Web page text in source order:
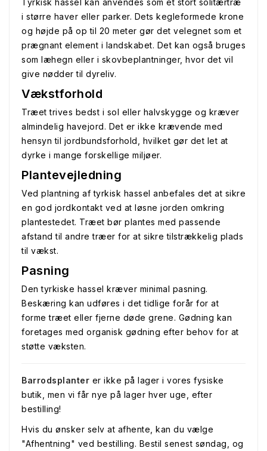
Tyrkisk hassel kan anvendes som et stort solitærtræ
i større haver eller parker. Dets kegleformede krone
og højde på op til 20 meter gør det velegnet som et
prægnant element i landskabet. Det kan også bruges
som læhegn eller i skovbeplantninger, hvor det vil
give nødder til dyreliv.
Vækstforhold
Træet trives bedst i sol eller halvskygge og kræver
almindelig havejord. Det er ikke krævende med
hensyn til jordbundsforhold, hvilket gør det let at
dyrke i mange forskellige miljøer.
Plantevejledning
Ved plantning af tyrkisk hassel anbefales det at sikre
en god jordkontakt ved at løsne jorden omkring
plantestedet. Træet bør plantes med passende
afstand til andre træer for at sikre tilstrækkelig plads
til vækst.
Pasning
Den tyrkiske hassel kræver minimal pasning.
Beskæring kan udføres i det tidlige forår for at
forme træet eller fjerne døde grene. Gødning kan
foretages med organisk gødning efter behov for at
støtte væksten.
Barrodsplanter er ikke på lager i vores fysiske
butik, men vi får nye på lager hver uge, efter
bestilling!
Hvis du ønsker selv at afhente, kan du vælge
"Afhentning" ved bestilling. Bestil senest søndag, og